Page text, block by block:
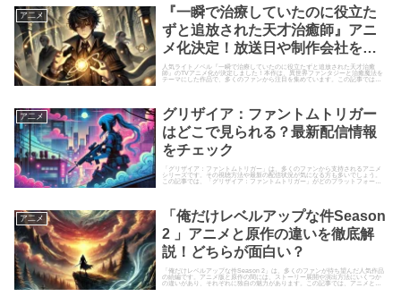
ア二メ
『一瞬で治療していたのに役立た
ずと追放された天才治癒師』アニ
メ化決定！放送日や制作会社を徹
底調査
人気ライトノベル『一瞬で治療していたのに役立たずと追放された天才治癒
師』のTVアニメ化が決定しました！本作は、異世界ファンタジーと治癒魔法を
テーマにした作品で、多くのファンから注目を集めています。この記事では、
ア二メ
グリザイア：ファントムトリガー
はどこで見られる？最新配信情報
をチェック
「グリザイア：ファントムトリガー」は、多くのファンから支持されるアニメ
シリーズです。その視聴方法や最新の配信状況が気になる方も多いでしょう。
この記事では、「グリザイア：ファントムトリガー」がどのプラットフォーム
ア二メ
「俺だけレベルアップな件Season
2 」アニメと原作の違いを徹底解
説！どちらが面白い？
「俺だけレベルアップな件Season 2」は、多くのファンが待ち望んだ人気作品
の続編です。アニメ版と原作の間には、ストーリー展開や演出方法にいくつか
の違いがあり、それぞれに独自の魅力があります。この記事では、アニメと原
作の違いを徹底解説し、...